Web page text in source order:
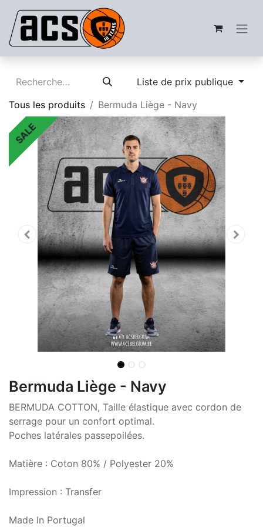
Liste de prix publique
Tous les produits
Bermuda Liège - Navy
SALE
Bermuda Liège - Navy
BERMUDA COTTON, Taille élastique avec cordon de
serrage pour un confort optimal.
Poches latérales passepoilées.
Matière : Coton 80% / Polyester 20%
Impression : Transfer
Made In Portugal